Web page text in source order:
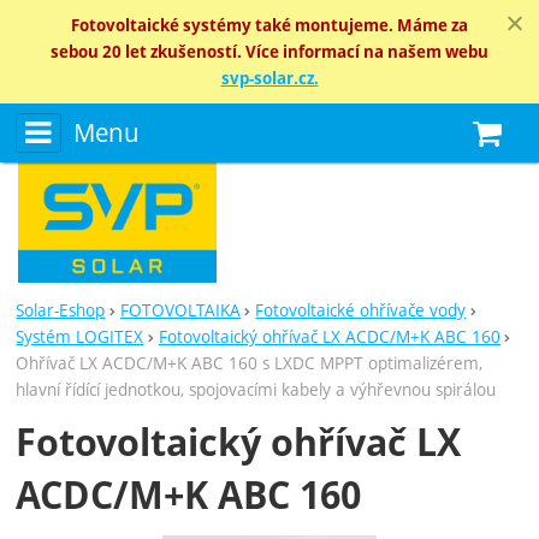
Fotovoltaické systémy také montujeme. Máme za
sebou 20 let zkušeností. Více informací na našem webu
svp-solar.cz.
Menu
Solar-Eshop FOTOVOLTAIKA
Fotovoltaické ohřívače vody
Systém LOGITEX
Fotovoltaický ohřívač LX ACDC/M+K ABC 160
Ohřívač LX ACDC/M+K ABC 160 s LXDC MPPT optimalizérem,
hlavní řídící jednotkou, spojovacími kabely a výhřevnou spirálou
Fotovoltaický ohřívač LX
ACDC/M+K ABC 160